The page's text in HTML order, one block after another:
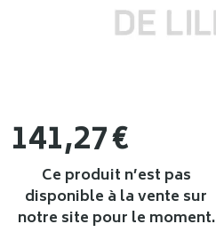
141,27€
Ce produit n’est pas
disponible à la vente sur
notre site pour le moment.